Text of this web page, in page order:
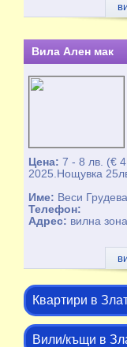
Вила Ален мак
Цена:7 - 8 лв. (€
2025.Нощувка
Име: Веси
Телефон:
Адрес: вилна
Квартири в
Вили/къщи в